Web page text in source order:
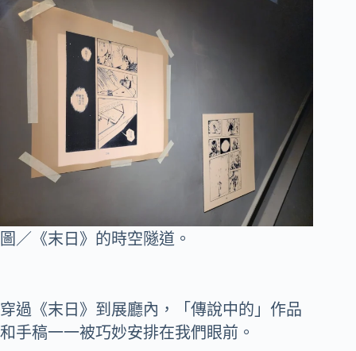
圖／《末日》的時空隧道。
穿過《末日》到展廳內，「傳說中的」作品
和手稿一一被巧妙安排在我們眼前。